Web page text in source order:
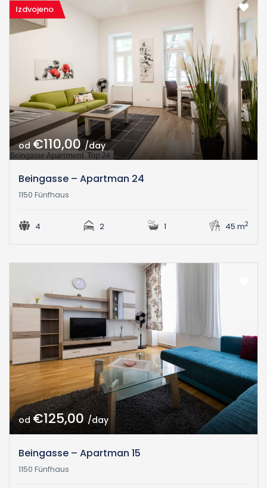
Izdvojeno
od €110,00/day
Beingasse – Apartman 24
1150 Fünfhaus
4 2 1 45 m2
od €125,00/day
Beingasse – Apartman 15
1150 Fünfhaus